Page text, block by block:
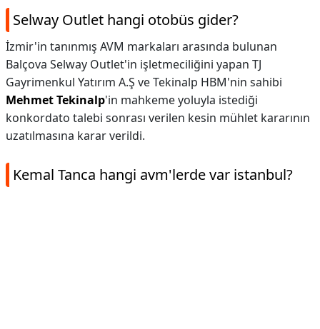
Selway Outlet hangi otobüs gider?
İzmir'in tanınmış AVM markaları arasında bulunan
Balçova Selway Outlet'in işletmeciliğini yapan TJ
Gayrimenkul Yatırım A.Ş ve Tekinalp HBM'nin sahibi
Mehmet Tekinalp'in mahkeme yoluyla istediği
konkordato talebi sonrası verilen kesin mühlet kararının
uzatılmasına karar verildi.
Kemal Tanca hangi avm'lerde var istanbul?